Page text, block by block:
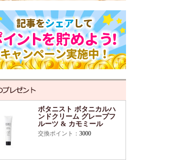
ボタニスト ボタニカルハ
ンドクリーム グレープフ
ルーツ & カモミール
交換ポイント： 3000